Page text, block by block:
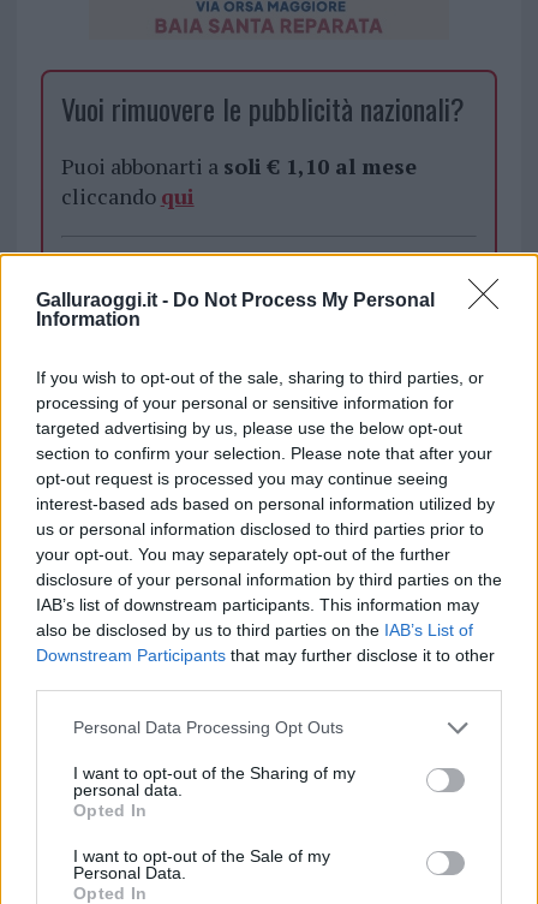
Galluraoggi.it - Do Not Process My Personal
Information
If you wish to opt-out of the sale, sharing to third parties, or
processing of your personal or sensitive information for
targeted advertising by us, please use the below opt-out
section to confirm your selection. Please note that after your
opt-out request is processed you may continue seeing
interest-based ads based on personal information utilized by
us or personal information disclosed to third parties prior to
your opt-out. You may separately opt-out of the further
disclosure of your personal information by third parties on the
IAB’s list of downstream participants. This information may
also be disclosed by us to third parties on the IAB’s List of
Downstream Participants that may further disclose it to other
Please note that this website/app uses one or more Google
not limited to your visit or usage behaviour. You may click to
grant or deny consent to Google and its third-party tags to
use your data for below specified purposes in below Google
consent section.
Personal Data Processing Opt Outs
I want to opt-out of the Sharing of my
personal data.
Opted In
I want to opt-out of the Sale of my
Personal Data.
Opted In
Vuoi rimuovere le pubblicità nazionali?
Puoi abbonarti a soli € 1,10 al mese
cliccando qui
Sei già abbonato?
Puoi effettuare l'accesso andando nella
cliccandoqui
TEMI:
Abbanoa Santa Teresa Gallura
Acqua Santa Teresa Gallura
Lavori Abbanoa Santa Teresa
Lavori Acqua Santa Teresa Gallura
Notizie Santa Teresa Gallura
Inviaci le tue segnalazioni,
i tuoi video e le tue foto
Su WhatsApp al numero +39
Notizie in tempo reale?